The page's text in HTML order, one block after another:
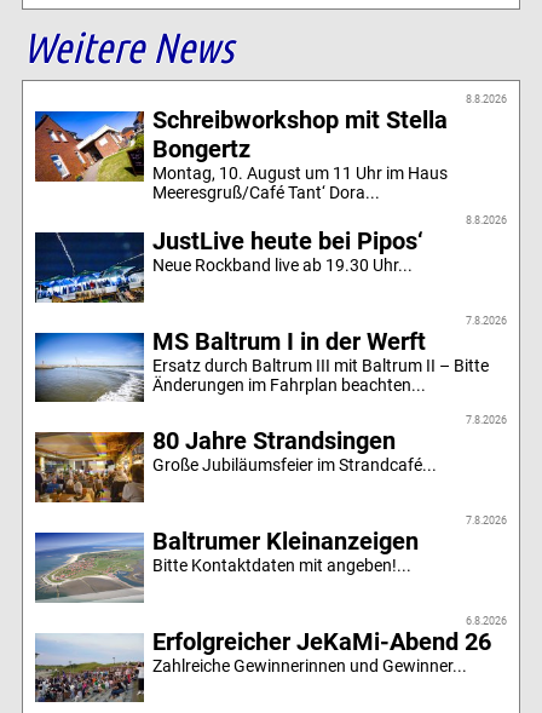
Weitere News
8.8.2026
Schreibworkshop mit Stella
Bongertz
Montag, 10. August um 11 Uhr im Haus
Meeresgruß/Café Tant‘ Dora...
8.8.2026
JustLive heute bei Pipos‘
Neue Rockband live ab 19.30 Uhr...
7.8.2026
MS Baltrum I in der Werft
Ersatz durch Baltrum III mit Baltrum II – Bitte
Änderungen im Fahrplan beachten...
7.8.2026
80 Jahre Strandsingen
Große Jubiläumsfeier im Strandcafé...
7.8.2026
Baltrumer Kleinanzeigen
Bitte Kontaktdaten mit angeben!...
6.8.2026
Erfolgreicher JeKaMi-Abend 26
Zahlreiche Gewinnerinnen und Gewinner...